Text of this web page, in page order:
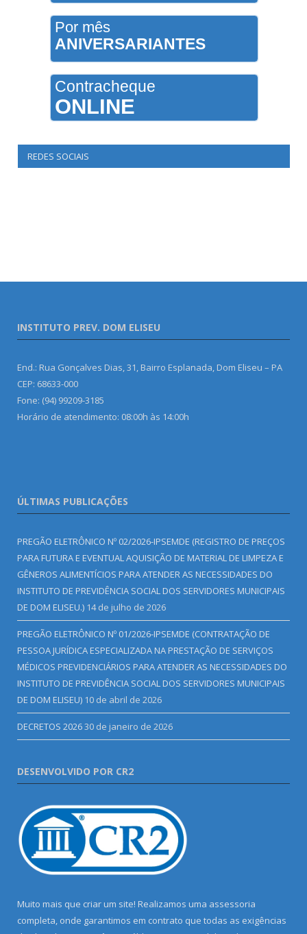
Por mês
ANIVERSARIANTES
Contracheque
ONLINE
REDES SOCIAIS
INSTITUTO PREV. DOM ELISEU
End.: Rua Gonçalves Dias, 31, Bairro Esplanada, Dom Eliseu – PA
CEP: 68633-000
Fone: (94) 99209-3185
Horário de atendimento: 08:00h às 14:00h
ÚLTIMAS PUBLICAÇÕES
PREGÃO ELETRÔNICO Nº 02/2026-IPSEMDE (REGISTRO DE PREÇOS
PARA FUTURA E EVENTUAL AQUISIÇÃO DE MATERIAL DE LIMPEZA E
GÊNEROS ALIMENTÍCIOS PARA ATENDER AS NECESSIDADES DO
INSTITUTO DE PREVIDÊNCIA SOCIAL DOS SERVIDORES MUNICIPAIS
DE DOM ELISEU.) 14 de julho de 2026
PREGÃO ELETRÔNICO Nº 01/2026-IPSEMDE (CONTRATAÇÃO DE
PESSOA JURÍDICA ESPECIALIZADA NA PRESTAÇÃO DE SERVIÇOS
MÉDICOS PREVIDENCIÁRIOS PARA ATENDER AS NECESSIDADES DO
INSTITUTO DE PREVIDÊNCIA SOCIAL DOS SERVIDORES MUNICIPAIS
DE DOM ELISEU) 10 de abril de 2026
DECRETOS 202630 de janeiro de 2026
DESENVOLVIDO POR CR2
Muito mais que criar um site! Realizamos uma assessoria
completa, onde garantimos em contrato que todas as exigências